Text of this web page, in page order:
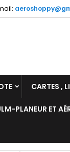
CARTES ,
PLANEUR ET